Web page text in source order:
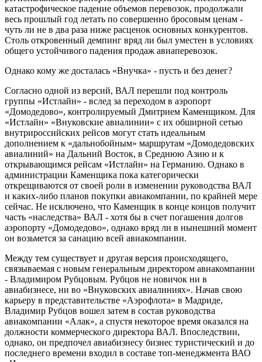
катастрофическое падение объемов перевозок, продолжали
весь прошлый год летать по совершенно бросовым ценам -
чуть ли не в два раза ниже расценок основных конкурентов.
Столь откровенный демпинг вряд ли был уместен в условиях
общего устойчивого падения продаж авиаперевозок.
Однако кому же досталась «Внучка» - пусть и без денег?
Согласно одной из версий, ВАЛ перешли под контроль
группы «Истлайн» - вслед за переходом в аэропорт
«Домодедово», контролируемый Дмитрием Каменщиком. Для
«Истлайн» «Внуковские авиалинии» с их обширной сетью
внутрироссийских рейсов могут стать идеальным
дополнением к «дальнобойным» маршрутам «Домодедовских
авиалиний» на Дальний Восток, в Среднюю Азию и к
открывающимся рейсам «Истлайн» на Германию. Однако в
администрации Каменщика пока категорически
открещиваются от своей роли в изменении руководства ВАЛ
и каких-либо планов покупки авиакомпании, по крайней мере
сейчас. Не исключено, что Каменщик в конце концов получит
часть «наследства» ВАЛ - хотя бы в счет погашения долгов
аэропорту «Домодедово», однако вряд ли в нынешний момент
он возьмется за санацию всей авиакомпании.
Между тем существует и другая версия происходящего,
связываемая с новым генеральным директором авиакомпании
- Владимиром Рубцовым. Рубцов не новичок ни в
авиабизнесе, ни во «Внуковских авиалиниях». Начав свою
карьеру в представительстве «Аэрофлота» в Мадриде,
Владимир Рубцов вошел затем в состав руководства
авиакомпании «Алак», а спустя некоторое время оказался на
должности коммерческого директора ВАЛ. Впоследствии,
однако, он предпочел авиабизнесу бизнес туристический и до
последнего времени входил в составе топ-менеджмента ВАО